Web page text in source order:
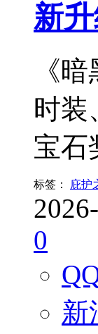
新
《
时装
宝石
标签： 庇护
0
新